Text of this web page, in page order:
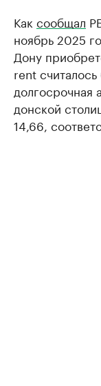
Как сообщал
ноябрь 2025
Дону
rent
долгосрочная
донской
14,66,